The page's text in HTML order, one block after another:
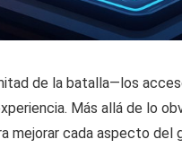
de la batalla—los
Más allá de lo
mejorar cada aspecto del